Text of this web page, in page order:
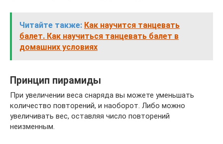
Читайте также: Как научится танцевать
балет. Как научиться танцевать балет в
домашних условиях
Принцип пирамиды
При увеличении веса снаряда вы можете уменьшать
количество повторений, и наоборот. Либо можно
увеличивать вес, оставляя число повторений
неизменным.